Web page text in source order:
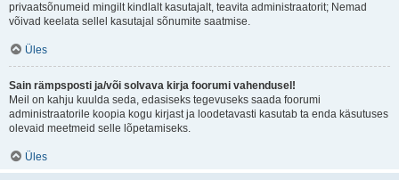
privaatsõnumeid mingilt kindlalt kasutajalt, teavita administraatorit; Nemad
võivad keelata sellel kasutajal sõnumite saatmise.
Üles
Sain rämpsposti ja/või solvava kirja foorumi vahendusel!
Meil on kahju kuulda seda, edasiseks tegevuseks saada foorumi
administraatorile koopia kogu kirjast ja loodetavasti kasutab ta enda käsutuses
olevaid meetmeid selle lõpetamiseks.
Üles